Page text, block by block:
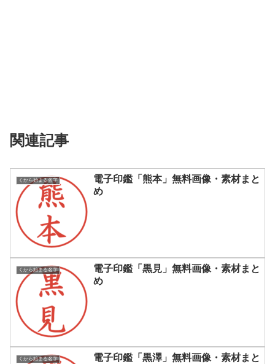
関連記事
くから始まる名字
電子印鑑「熊本」無料画像・素材まと
め
くから始まる名字
電子印鑑「黒見」無料画像・素材まと
め
くから始まる名字
電子印鑑「黒澤」無料画像・素材まと